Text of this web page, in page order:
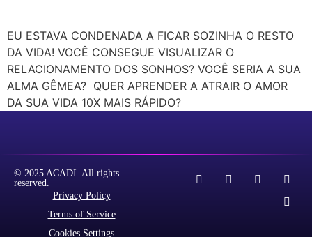
EU ESTAVA CONDENADA A FICAR SOZINHA O RESTO
DA VIDA! VOCÊ CONSEGUE VISUALIZAR O
RELACIONAMENTO DOS SONHOS? VOCÊ SERIA A SUA
ALMA GÊMEA? QUER APRENDER A ATRAIR O AMOR
DA SUA VIDA 10X MAIS RÁPIDO?
© 2025 ACADI. All rights
reserved.
Privacy Policy
Terms of Service
Cookies Settings